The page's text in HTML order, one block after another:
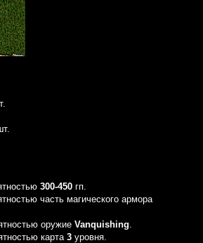
300-450гп.
часть магического армора
оружие Vanquishing
карта 3уровня.